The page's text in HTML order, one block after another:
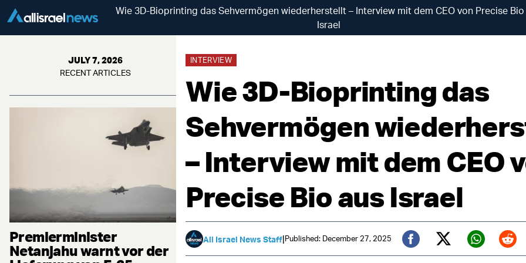
Wie 3D-Bioprinting das Sehvermögen wiederherstellt – Interview mit dem CEO von Precise Bio
Israel
JULY 7, 2026
RECENT ARTICLES
Premierminister
Netanjahu warnt vor der
INTERVIEW
Wie 3D-Bioprinting das
Sehvermögen
– Interview mit dem CEO
Precise Bio aus Israel
All Israel News Staff|Published: December 27, 2025
Facebook
Twitter (X)